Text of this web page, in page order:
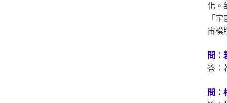
化。
「
宙模
問：
答：
問：